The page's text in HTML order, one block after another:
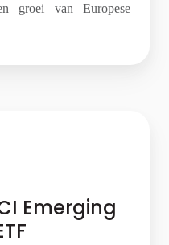
groei van Europese
Emerging